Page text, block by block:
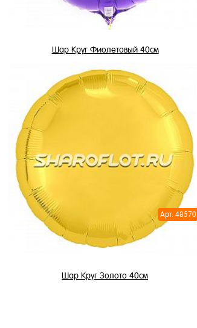
Шар Круг Фиолетовый 40см
355 ₽/ шт
Купить в 1 клик
В избранное
В наличии
Арт: 48570
Шар Круг Золото 40см